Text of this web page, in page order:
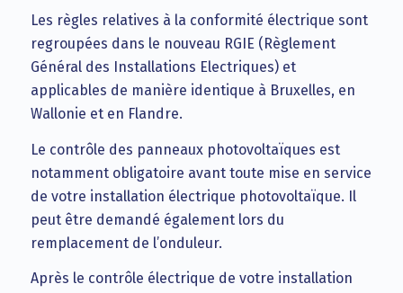
Les règles relatives à la conformité électrique sont
regroupées dans le nouveau RGIE (Règlement
Général des Installations Electriques) et
applicables de manière identique à Bruxelles, en
Wallonie et en Flandre.
Le contrôle des panneaux photovoltaïques est
notamment obligatoire avant toute mise en service
de votre installation électrique photovoltaïque. Il
peut être demandé également lors du
remplacement de l’onduleur.
Après le contrôle électrique de votre installation